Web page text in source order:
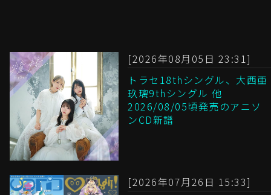
[2026年08月05日 23:31]
トラセ18thシングル、大西亜
玖璃9thシングル 他
2026/08/05頃発売のアニソ
ンCD新譜
[2026年07月26日 15:33]